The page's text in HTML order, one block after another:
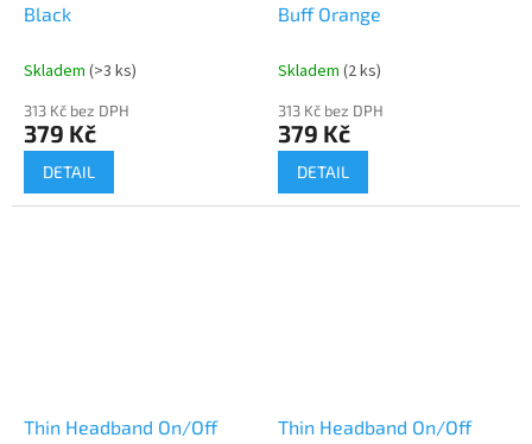
Black
Skladem (>3 ks)
313 Kč bez DPH
379 Kč
DETAIL
Buff Orange
Skladem (2 ks)
313 Kč bez DPH
379 Kč
DETAIL
Thin Headband On/Off
Thin Headband On/Off